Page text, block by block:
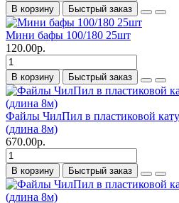
В корзину Быстрый заказ
Мини бафы 100/180 25шт
120.00р.
В корзину Быстрый заказ
Файлы ЧилПил в пластиковой
(длина 8м)
670.00р.
В корзину Быстрый заказ